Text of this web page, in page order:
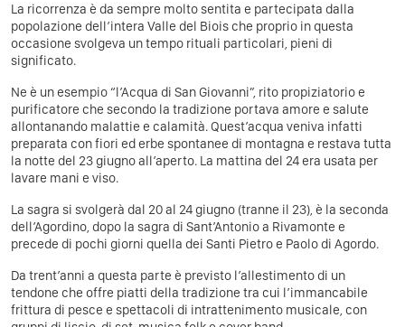
La ricorrenza è da sempre molto sentita e partecipata dalla
popolazione dell’intera Valle del Biois che proprio in questa
occasione svolgeva un tempo rituali particolari, pieni di
significato.
Ne è un esempio “l’Acqua di San Giovanni”, rito propiziatorio e
purificatore che secondo la tradizione portava amore e salute
allontanando malattie e calamità. Quest’acqua veniva infatti
preparata con fiori ed erbe spontanee di montagna e restava tutta
la notte del 23 giugno all’aperto. La mattina del 24 era usata per
lavare mani e viso.
La sagra si svolgerà dal 20 al 24 giugno (tranne il 23), è la seconda
dell’Agordino, dopo la sagra di Sant’Antonio a Rivamonte e
precede di pochi giorni quella dei Santi Pietro e Paolo di Agordo.
Da trent’anni a questa parte è previsto l’allestimento di un
tendone che offre piatti della tradizione tra cui l’immancabile
frittura di pesce e spettacoli di intrattenimento musicale, con